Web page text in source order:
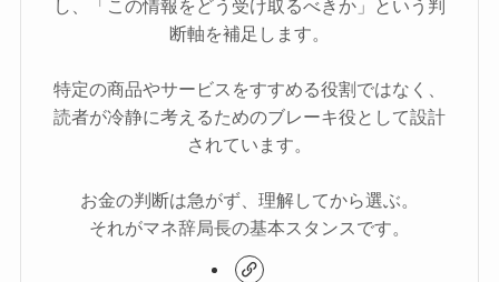
し、「この情報をどう受け取るべきか」という判
断軸を補足します。
特定の商品やサービスをすすめる役割ではなく、
読者が冷静に考えるためのブレーキ役として設計
されています。
お金の判断は急がず、理解してから選ぶ。
それがマネ辞局長の基本スタンスです。